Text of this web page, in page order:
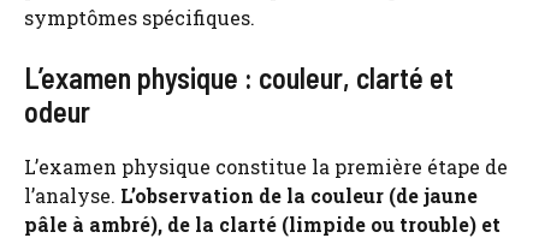
symptômes spécifiques.
L’examen physique : couleur, clarté et
odeur
L’examen physique constitue la première étape de
l’analyse. L’observation de la couleur (de jaune
pâle à ambré), de la clarté (limpide ou trouble) et